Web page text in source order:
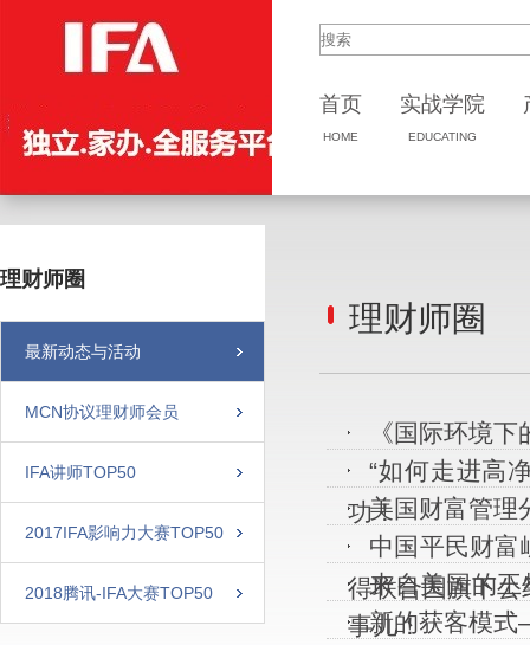
首页
HOME
实战学院
EDUCATING
理财师圈
最新动态与活动
MCN协议理财师会员
IFA讲师TOP50
2017IFA影响力大赛TOP50
2018腾讯-IFA大赛TOP50
理财师圈
《国际环境
“如何走进高
功！美国财富管理
中国平民财
得联合国旗下
来自美国的
事儿！
新的获客模